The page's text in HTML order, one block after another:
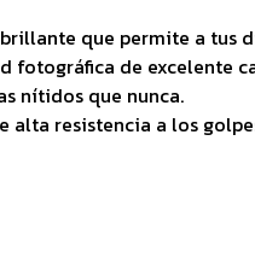
que permite a tus
fotográfica de excelente
nítidos que nunca.
alta resistencia a los